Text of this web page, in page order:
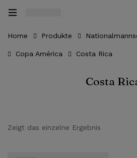
Home Produkte
Copa América Costa Rica
Costa
Zeigt das einzelne Ergebnis